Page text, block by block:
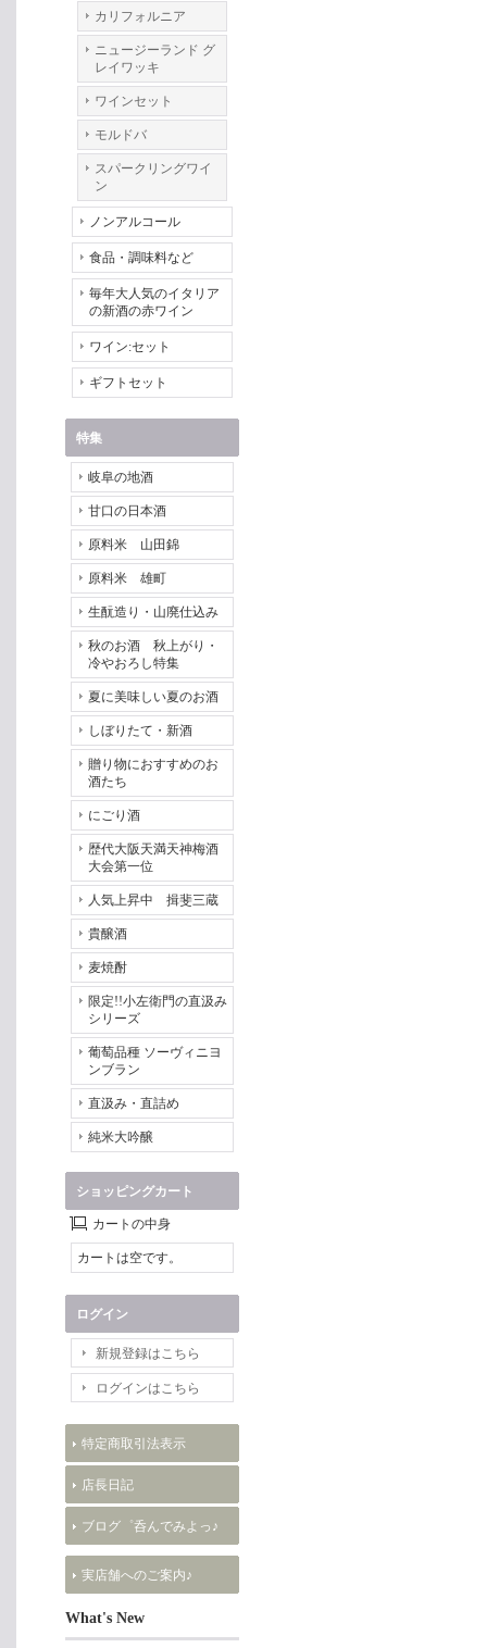
カリフォルニア
ニュージーランド グ
レイワッキ
ワインセット
モルドバ
スパークリングワイ
ン
ノンアルコール
食品・調味料など
毎年大人気のイタリア
の新酒の赤ワイン
ワイン:セット
ギフトセット
特集
岐阜の地酒
甘口の日本酒
原料米 山田錦
原料米 雄町
生酛造り・山廃仕込み
秋のお酒 秋上がり・
冷やおろし特集
夏に美味しい夏のお酒
しぼりたて・新酒
贈り物におすすめのお
酒たち
にごり酒
歴代大阪天満天神梅酒
大会第一位
人気上昇中 揖斐三蔵
貴醸酒
麦焼酎
限定!!小左衛門の直汲み
シリーズ
葡萄品種 ソーヴィニヨ
ンブラン
直汲み・直詰め
純米大吟醸
ショッピングカート
カートの中身
カートは空です。
ログイン
新規登録はこちら
ログインはこちら
特定商取引法表示
店長日記
ブログ゜呑んでみよっ♪
実店舗へのご案内♪
What's New